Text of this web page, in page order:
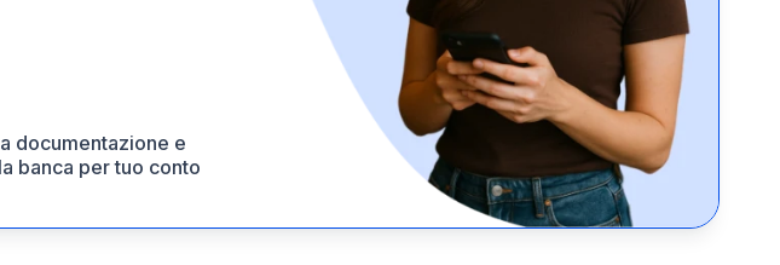
documentazione e
banca per tuo conto